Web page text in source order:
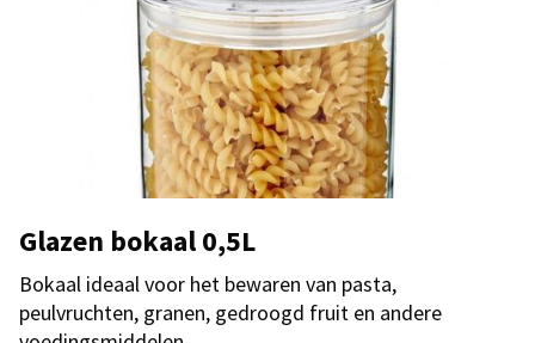
Glazen bokaal 0,5L
Bokaal ideaal voor het bewaren van pasta,
peulvruchten, granen, gedroogd fruit en andere